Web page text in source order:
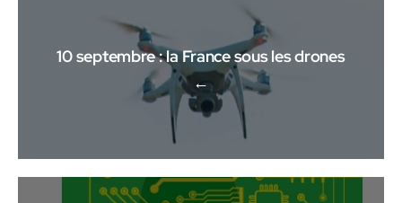
←
10 septembre : la France sous les drones